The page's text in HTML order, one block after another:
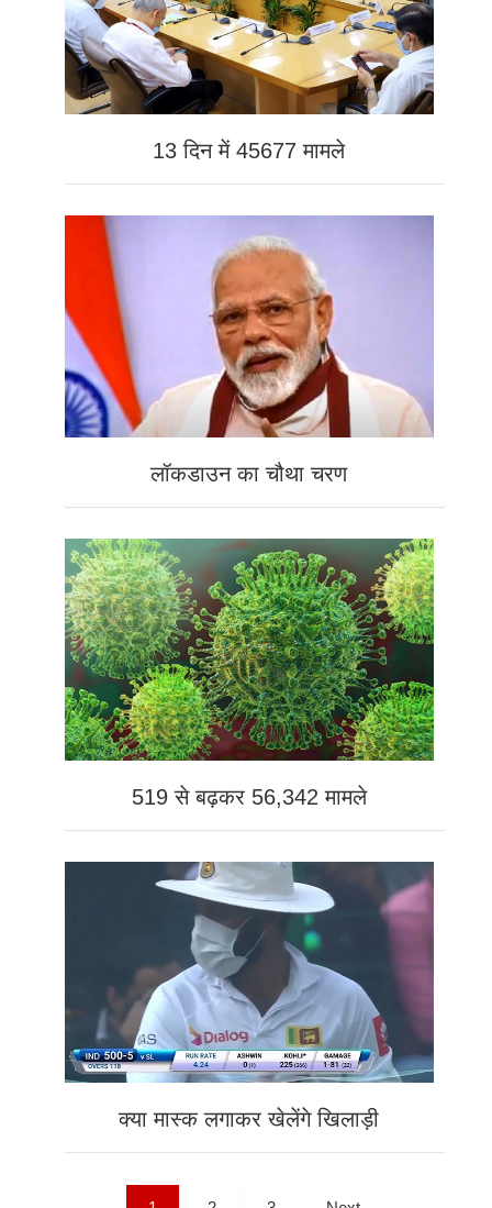
13 दिन में 45677 मामले
लॉकडाउन का चौथा चरण
519 से बढ़कर 56,342 मामले
क्या मास्क लगाकर खेलेंगे खिलाड़ी